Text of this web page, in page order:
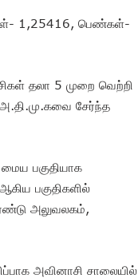
1,25416, பெண்கள்-
தலா 5 முறை வெற்றி
சேர்ந்த
பகுதியாக
பகுதிகளில்
அலுவலகம்,
அவினாசி சாலையில்